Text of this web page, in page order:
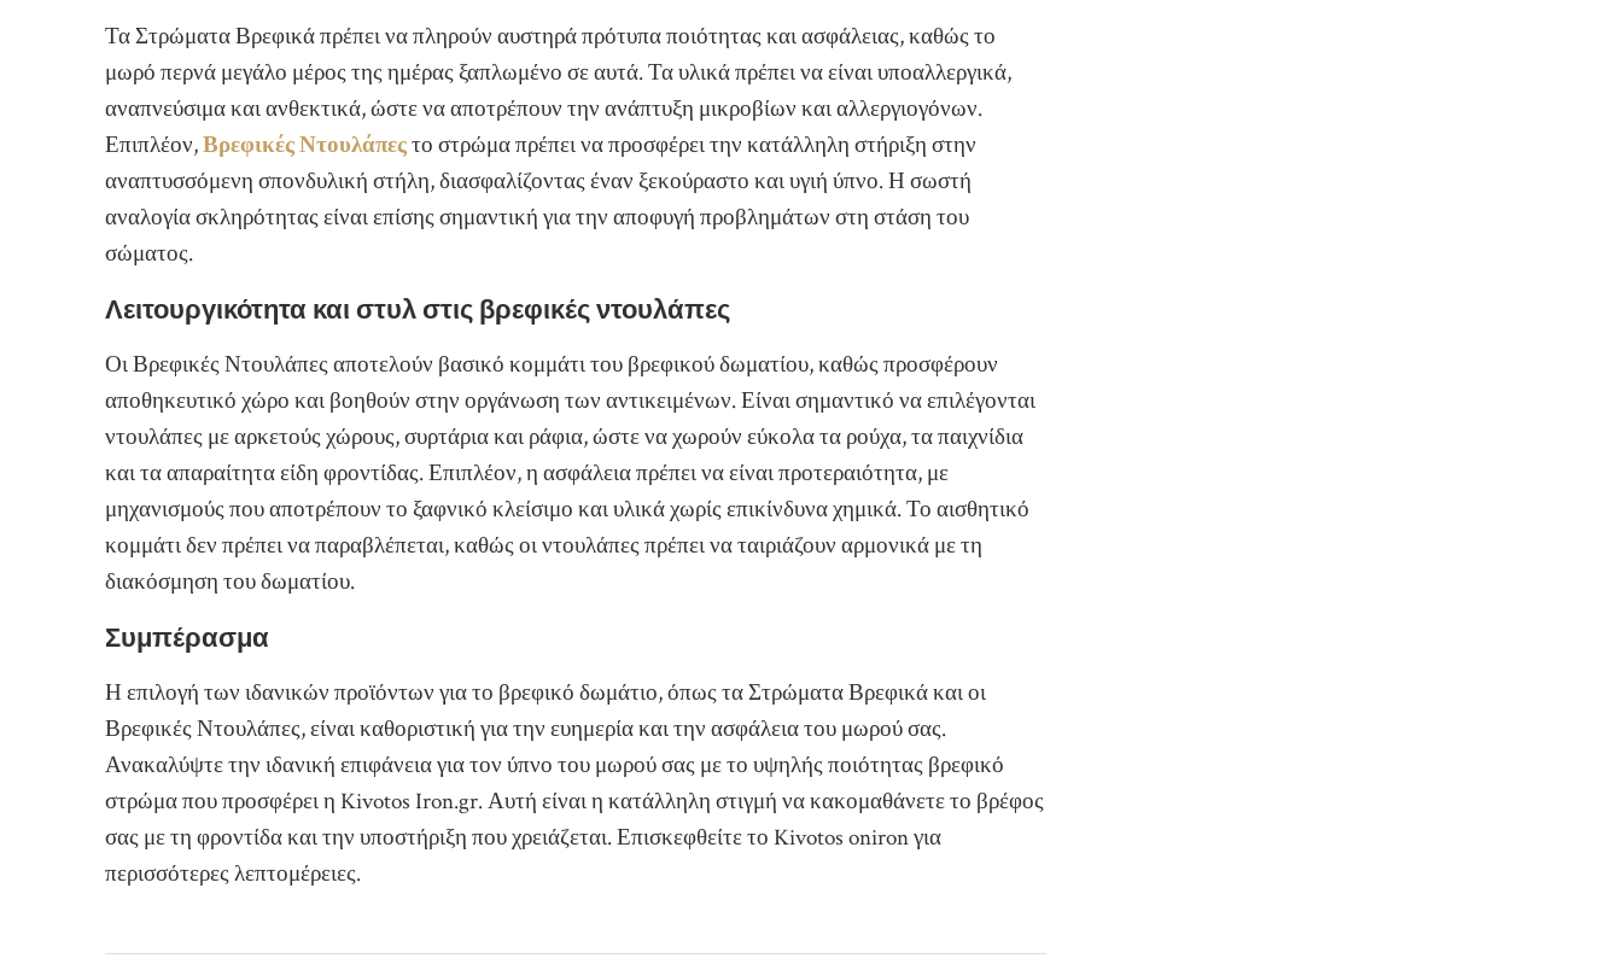
Τα Στρώματα Βρεφικά πρέπει να πληρούν αυστηρά πρότυπα ποιότητας και ασφάλειας, καθώς το
μωρό περνά μεγάλο μέρος της ημέρας ξαπλωμένο σε αυτά. Τα υλικά πρέπει να είναι υποαλλεργικά,
αναπνεύσιμα και ανθεκτικά, ώστε να αποτρέπουν την ανάπτυξη μικροβίων και αλλεργιογόνων.
Επιπλέον,Βρεφικές Ντουλάπεςτο στρώμα πρέπει να προσφέρει την κατάλληλη στήριξη στην
αναπτυσσόμενη σπονδυλική στήλη, διασφαλίζοντας έναν ξεκούραστο και υγιή ύπνο. Η σωστή
αναλογία σκληρότητας είναι επίσης σημαντική για την αποφυγή προβλημάτων στη στάση του
σώματος.
Λειτουργικότητα και στυλ στις βρεφικές ντουλάπες
Οι Βρεφικές Ντουλάπες αποτελούν βασικό κομμάτι του βρεφικού δωματίου, καθώς προσφέρουν
αποθηκευτικό χώρο και βοηθούν στην οργάνωση των αντικειμένων. Είναι σημαντικό να επιλέγονται
ντουλάπες με αρκετούς χώρους, συρτάρια και ράφια, ώστε να χωρούν εύκολα τα ρούχα, τα παιχνίδια
και τα απαραίτητα είδη φροντίδας. Επιπλέον, η ασφάλεια πρέπει να είναι προτεραιότητα, με
μηχανισμούς που αποτρέπουν το ξαφνικό κλείσιμο και υλικά χωρίς επικίνδυνα χημικά. Το αισθητικό
κομμάτι δεν πρέπει να παραβλέπεται, καθώς οι ντουλάπες πρέπει να ταιριάζουν αρμονικά με τη
διακόσμηση του δωματίου.
Συμπέρασμα
Η επιλογή των ιδανικών προϊόντων για το βρεφικό δωμάτιο, όπως τα Στρώματα Βρεφικά και οι
Βρεφικές Ντουλάπες, είναι καθοριστική για την ευημερία και την ασφάλεια του μωρού σας.
Ανακαλύψτε την ιδανική επιφάνεια για τον ύπνο του μωρού σας με το υψηλής ποιότητας βρεφικό
στρώμα που προσφέρει η Kivotos Iron.gr. Αυτή είναι η κατάλληλη στιγμή να κακομαθάνετε το βρέφος
σας με τη φροντίδα και την υποστήριξη που χρειάζεται. Επισκεφθείτε το Kivotos oniron για
περισσότερες λεπτομέρειες.